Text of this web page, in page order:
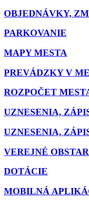
OBJEDNÁVKY,
PARKOVANIE
MAPY MESTA
PREVÁDZKY V
ROZPOČET
UZNESENIA,
UZNESENIA,
VEREJNÉ
DOTÁCIE
MOBILNÁ